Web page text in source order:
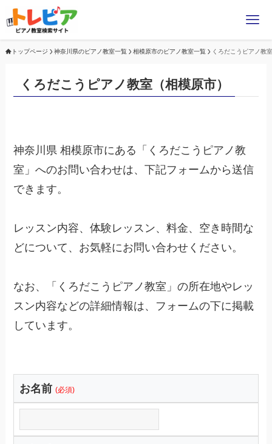
トップページ 神奈川県のピアノ教室一覧 相模原市のピアノ教室一覧 くろだこうピアノ教室
くろだこうピアノ教室（相模原市）
神奈川県 相模原市にある「くろだこうピアノ教
室」へのお問い合わせは、下記フォームから送信
できます。
レッスン内容、体験レッスン、料金、空き時間な
どについて、お気軽にお問い合わせください。
なお、「くろだこうピアノ教室」の所在地やレッ
スン内容などの詳細情報は、フォームの下に掲載
しています。
お名前 (必須)